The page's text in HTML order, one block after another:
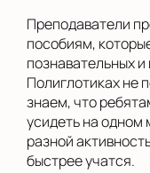
Преподаватели
пособиям,
познавательных
Полиглотиках не
знаем, что
усидеть на одном
разной
быстрее учатся.